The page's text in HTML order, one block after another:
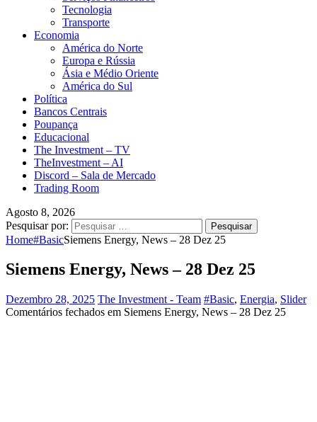
Tecnologia
Transporte
Economia
América do Norte
Europa e Rússia
Ásia e Médio Oriente
América do Sul
Política
Bancos Centrais
Poupança
Educacional
The Investment – TV
TheInvestment – AI
Discord – Sala de Mercado
Trading Room
Agosto 8, 2026
Pesquisar por:
Home#BasicSiemens Energy, News – 28 Dez 25
Siemens Energy, News – 28 Dez 25
Dezembro 28, 2025 The Investment - Team #Basic, Energia, Slider
Comentários fechados em Siemens Energy, News – 28 Dez 25